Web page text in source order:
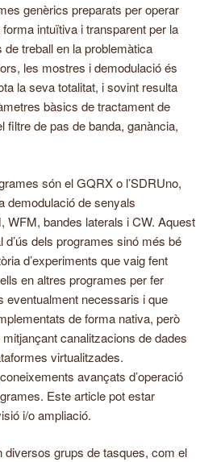
genèrics preparats per operar
intuïtiva i transparent per la
treball en la problemàtica
les mostres i demodulació és
la seva totalitat, i sovint resulta
bàsics de tractament de
filtre de pas de banda, ganància,
són el GQRX o l’SDRUno,
demodulació de senyals
WFM, bandes laterals i CW. Aquest
dels programes sinó més bé
d’experiments que vaig fent
en altres programes per fer
eventualment necessaris i que
de forma nativa, però
canalitzacions de dades
virtualitzades.
avançats d’operació
Este article pot estar
i/o ampliació.
diversos grups de tasques, com el